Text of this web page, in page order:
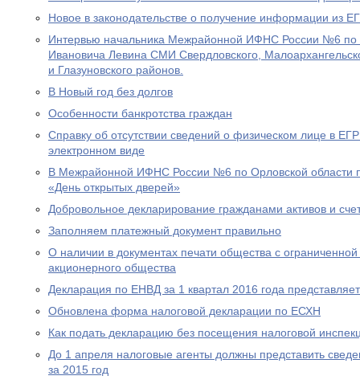
Новое в законодательстве о получение информации из
Интервью начальника Межрайонной ИФНС России №6 по
Ивановича Левина СМИ Свердловского,
и Глазуновского районов.
В Новый год без долгов
Особенности банкротства граждан
Справку об отсутствии сведений о физическом лице в
электронном виде
В Межрайонной ИФНС России №6 по Орловской области
«День открытых дверей»
Добровольное декларирование гражданами активов и
Заполняем платежный документ правильно
О наличии в документах печати общества с ограниченной
акционерного общества
Декларация по ЕНВД за 1 квартал 2016 года
Обновлена форма налоговой декларации по ЕСХН
Как подать декларацию без посещения налоговой
До 1 апреля налоговые агенты должны представить
за 2015 год